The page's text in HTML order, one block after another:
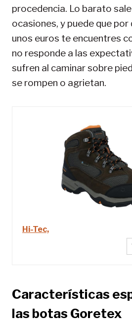
procedencia. Lo barato
ocasiones, y puede que
unos euros te encuentres
no responde a las
sufren al caminar sobre
se rompen o agrietan.
Hi-Tec,
Características
las botas Goretex